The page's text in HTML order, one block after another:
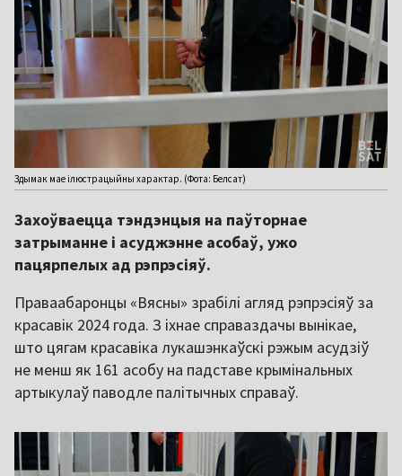
Здымак мае ілюстрацыйны характар. (Фота: Белсат)
Захоўваецца тэндэнцыя на паўторнае
затрыманне і асуджэнне асобаў, ужо
пацярпелых ад рэпрэсіяў.
Праваабаронцы «Вясны» зрабілі агляд рэпрэсіяў за
красавік 2024 года. З іхнае справаздачы вынікае,
што цягам красавіка лукашэнкаўскі рэжым асудзіў
не менш як 161 асобу на падставе крымінальных
артыкулаў паводле палітычных справаў.